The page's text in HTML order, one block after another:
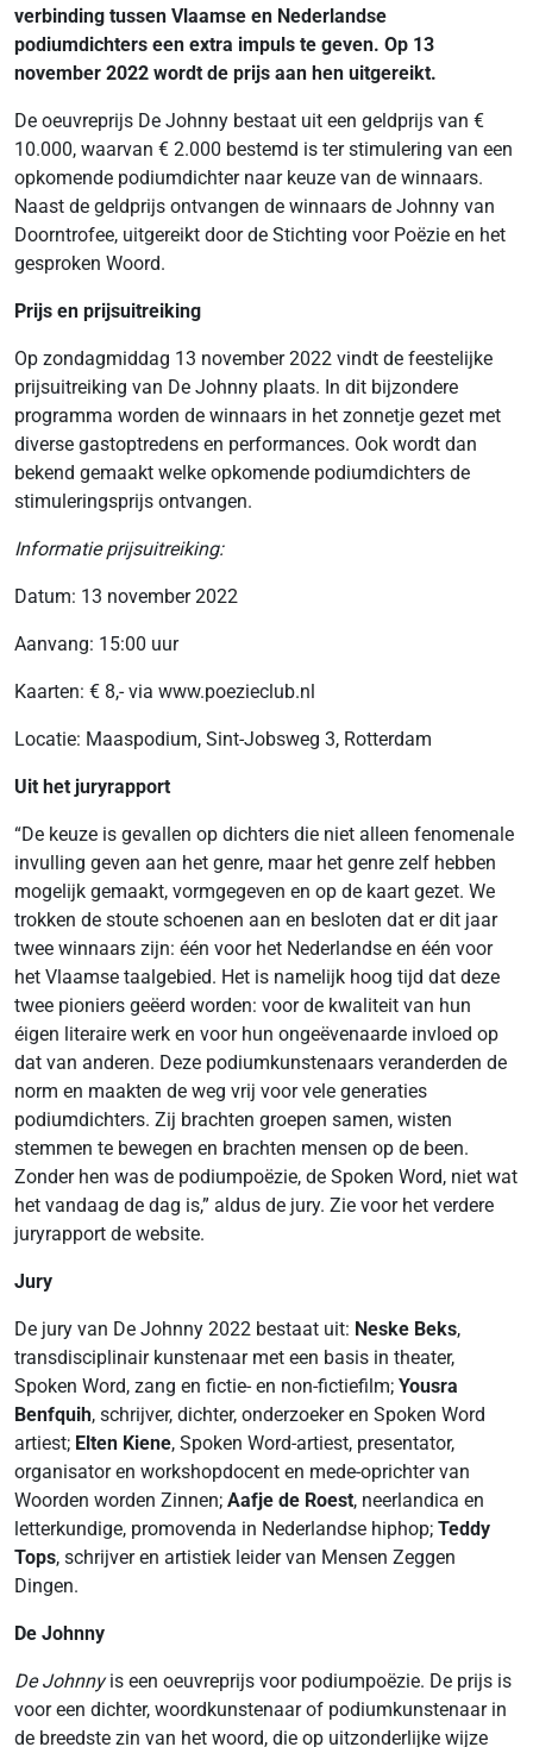
verbinding tussen Vlaamse en Nederlandse
podiumdichters een extra impuls te geven. Op 13
november 2022 wordt de prijs aan hen uitgereikt.
De oeuvreprijs De Johnny bestaat uit een geldprijs van €
10.000, waarvan € 2.000 bestemd is ter stimulering van een
opkomende podiumdichter naar keuze van de winnaars.
Naast de geldprijs ontvangen de winnaars de Johnny van
Doorntrofee, uitgereikt door de Stichting voor Poëzie en het
gesproken Woord.
Prijs en prijsuitreiking
Op zondagmiddag 13 november 2022 vindt de feestelijke
prijsuitreiking van De Johnny plaats. In dit bijzondere
programma worden de winnaars in het zonnetje gezet met
diverse gastoptredens en performances. Ook wordt dan
bekend gemaakt welke opkomende podiumdichters de
stimuleringsprijs ontvangen.
Informatie prijsuitreiking:
Datum: 13 november 2022
Aanvang: 15:00 uur
Kaarten: € 8,- via www.poezieclub.nl
Locatie: Maaspodium, Sint-Jobsweg 3, Rotterdam
Uit het juryrapport
“De keuze is gevallen op dichters die niet alleen fenomenale
invulling geven aan het genre, maar het genre zelf hebben
mogelijk gemaakt, vormgegeven en op de kaart gezet. We
trokken de stoute schoenen aan en besloten dat er dit jaar
twee winnaars zijn: één voor het Nederlandse en één voor
het Vlaamse taalgebied. Het is namelijk hoog tijd dat deze
twee pioniers geëerd worden: voor de kwaliteit van hun
éigen literaire werk en voor hun ongeëvenaarde invloed op
dat van anderen. Deze podiumkunstenaars veranderden de
norm en maakten de weg vrij voor vele generaties
podiumdichters. Zij brachten groepen samen, wisten
stemmen te bewegen en brachten mensen op de been.
Zonder hen was de podiumpoëzie, de Spoken Word, niet wat
het vandaag de dag is,” aldus de jury. Zie voor het verdere
juryrapport de website.
Jury
De jury van De Johnny 2022 bestaat uit: Neske Beks,
transdisciplinair kunstenaar met een basis in theater,
Spoken Word, zang en fictie- en non-fictiefilm; Yousra
Benfquih, schrijver, dichter, onderzoeker en Spoken Word
artiest; Elten Kiene, Spoken Word-artiest, presentator,
organisator en workshopdocent en mede-oprichter van
Woorden worden Zinnen; Aafje de Roest, neerlandica en
letterkundige, promovenda in Nederlandse hiphop; Teddy
Tops, schrijver en artistiek leider van Mensen Zeggen
Dingen.
De Johnny
De Johnnyis een oeuvreprijs voor podiumpoëzie. De prijs is
voor een dichter, woordkunstenaar of podiumkunstenaar in
de breedste zin van het woord, die op uitzonderlijke wijze